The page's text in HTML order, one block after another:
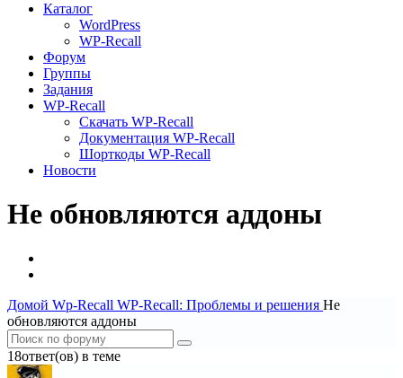
Каталог
WordPress
WP-Recall
Форум
Группы
Задания
WP-Recall
Скачать WP-Recall
Документация WP-Recall
Шорткоды WP-Recall
Новости
Не обновляются аддоны
Домой Wp-Recall WP-Recall: Проблемы и решения Не
обновляются аддоны
18ответ(ов) в теме